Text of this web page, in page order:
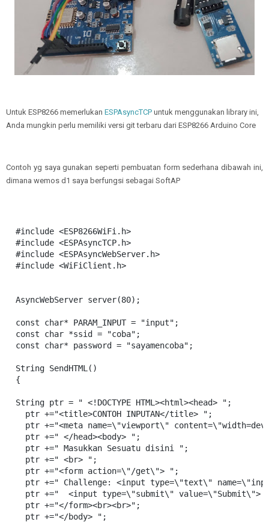
Untuk ESP8266 memerlukan ESPAsyncTCP untuk menggunakan library ini,
Anda mungkin perlu memiliki versi git terbaru dari ESP8266 Arduino Core
Contoh yg saya gunakan seperti pembuatan form sederhana dibawah ini,
dimana wemos d1 saya berfungsi sebagai SoftAP
#include <ESP8266WiFi.h>
#include <ESPAsyncTCP.h>
#include <ESPAsyncWebServer.h>
#include <WiFiClient.h>
AsyncWebServer server(80);
const char* PARAM_INPUT = "input";
const char *ssid = "coba";
const char* password = "sayamencoba";
String SendHTML()
{
String ptr = " <!DOCTYPE HTML><html><head> ";
  ptr +="<title>CONTOH INPUTAN</title> ";
ptr +="<meta name=\"viewport\"
  ptr +=" </head><body> ";
  ptr +=" Masukkan Sesuatu disini ";
  ptr +=" <br> ";
  ptr +="<form action=\"/get\"> ";
ptr +=" Challenge: <input type=\"text\"
ptr +="  <input type=\"submit\" value=\"Submit\">
  ptr +="</form><br><br>";
  ptr +="</body> ";